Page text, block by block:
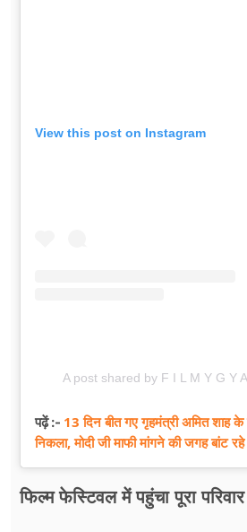
View this post on Instagram
A post shared by F I L M Y G Y
पढ़ें :- 13 दिन बीत गए गृहमंत्री अमित शाह
निकला, मोदी जी माफी मांगने की जगह बांट रहे
फिल्म फेस्टिवल में पहुंचा पूरा परिवार